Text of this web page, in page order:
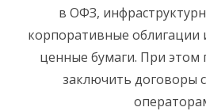
в ОФЗ,
корпоративные
ценные бумаги. При
заключить договоры